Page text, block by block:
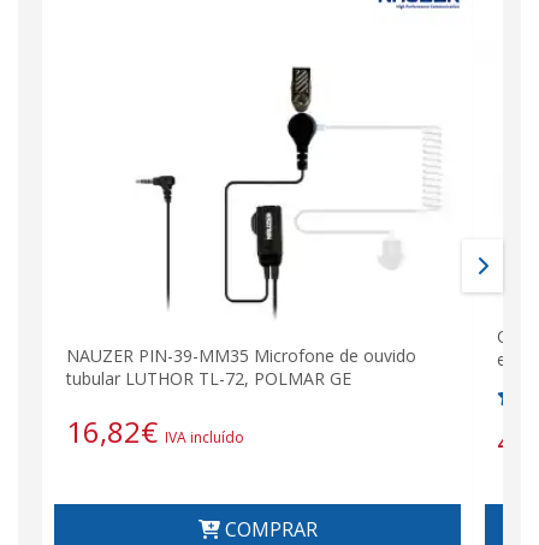
NAUZER PIN-39-MM35 Microfone de ouvido
tubular LUTHOR TL-72, POLMAR GE
16,82€ IVA incluído
COMPRAR